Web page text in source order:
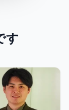
す